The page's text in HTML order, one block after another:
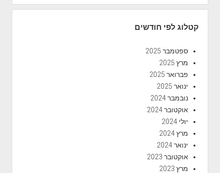
קטלוג לפי חודשים
ספטמבר 2025
מרץ 2025
פברואר 2025
ינואר 2025
נובמבר 2024
אוקטובר 2024
יולי 2024
מרץ 2024
ינואר 2024
אוקטובר 2023
מרץ 2023